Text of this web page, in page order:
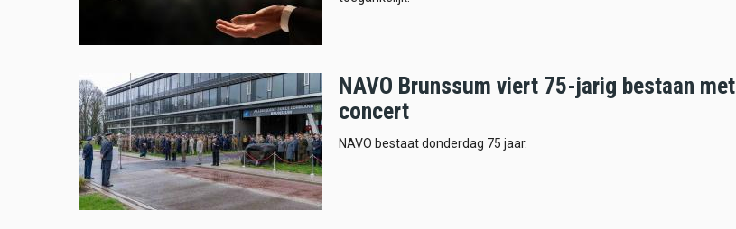
NAVO Brunssum viert 75-jarig bestaan met
concert
NAVO bestaat donderdag 75 jaar.